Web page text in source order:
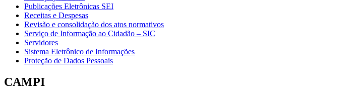
Publicações Eletrônicas SEI
Receitas e Despesas
Revisão e consolidação dos atos normativos
Serviço de Informação ao Cidadão – SIC
Servidores
Sistema Eletrônico de Informações
Proteção de Dados Pessoais
CAMPI